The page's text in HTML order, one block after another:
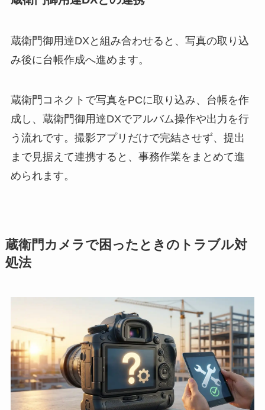
蔵衛門御用達DXと組み合わせると、写真の取り込
み後に台帳作成へ進めます。
蔵衛門コネクトで写真をPCに取り込み、台帳を作
成し、蔵衛門御用達DXでアルバム操作や出力を行
う流れです。撮影アプリだけで完結させず、提出
まで見据えて連携すると、事務作業をまとめて進
められます。
蔵衛門カメラで困ったときのトラブル対
処法